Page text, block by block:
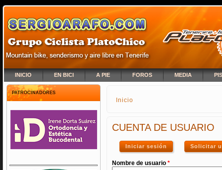
INICIO EN BICI A PIE FOROS MEDIA
PATROCINADORES
SE ENCUENTRA USTED
Inicio
CUENTA DE USUARIO
Iniciar sesión (solapa activa)
Solicitar
Nombre de usuario *